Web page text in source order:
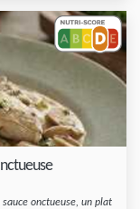
onctueuse, un plat